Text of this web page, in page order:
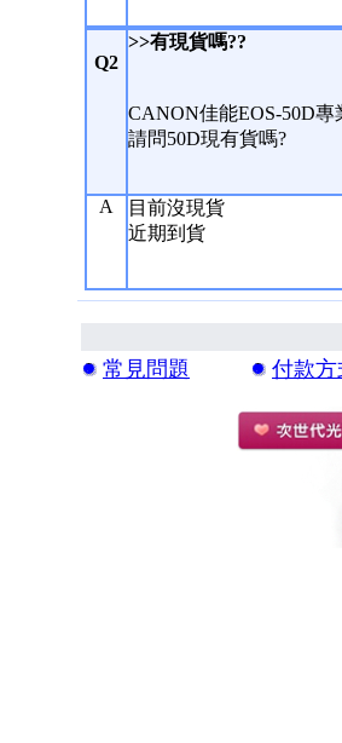
Q2
>>有現貨嗎??
CANON佳能EOS-50D
請問50D現有貨嗎?
A
目前沒現貨
近期到貨
常見問題 付款方